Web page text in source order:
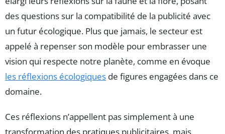
des questions sur la compatibilité de la publicité avec
un futur écologique. Plus que jamais, le secteur est
appelé à repenser son modèle pour embrasser une
vision qui respecte notre planète, comme en évoque
les réflexions écologiques de figures engagées dans ce
domaine.
Ces réflexions n’appellent pas simplement à une
transformation des pratiques publicitaires, mais